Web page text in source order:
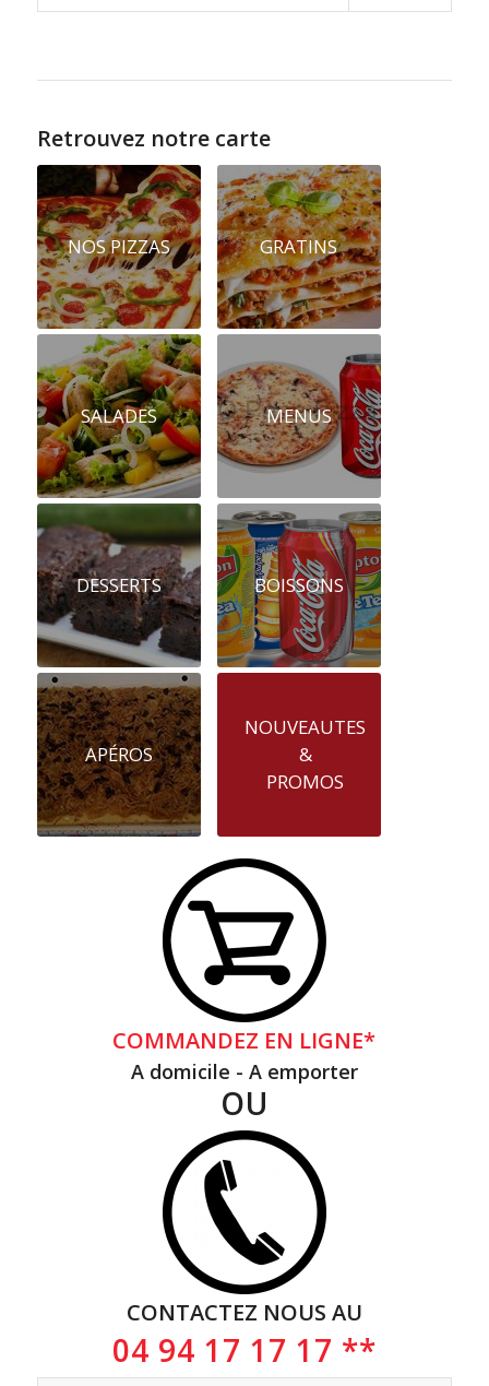
Retrouvez notre carte
NOS PIZZAS GRATINS
SALADES MENUS
DESSERTS BOISSONS
APÉROS
NOUVEAUTES
&
PROMOS
COMMANDEZ EN LIGNE*
A domicile - A emporter
OU
CONTACTEZ NOUS AU
04 94 17 17 17 **